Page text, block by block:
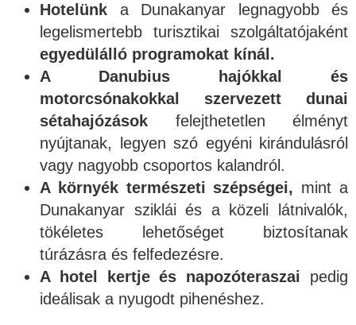
Hotelünk a Dunakanyar legnagyobb és
legelismertebb turisztikai szolgáltatójaként
egyedülálló programokat kínál.
A Danubius hajókkal és
motorcsónakokkal szervezett dunai
sétahajózások felejthetetlen élményt
nyújtanak, legyen szó egyéni kirándulásról
vagy nagyobb csoportos kalandról.
A környék természeti szépségei, mint a
Dunakanyar sziklái és a közeli látnivalók,
tökéletes lehetőséget biztosítanak
túrázásra és felfedezésre.
A hotel kertje és napozóteraszai pedig
ideálisak a nyugodt pihenéshez.